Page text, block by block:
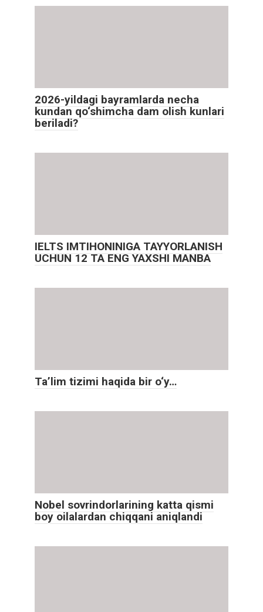
2026-yildagi bayramlarda necha
kundan qo‘shimcha dam olish kunlari
beriladi?
IELTS IMTIHONINIGA TAYYORLANISH
UCHUN 12 TA ENG YAXSHI MANBA
Ta’lim tizimi haqida bir o‘y…
Nobel sovrindorlarining katta qismi
boy oilalardan chiqqani aniqlandi